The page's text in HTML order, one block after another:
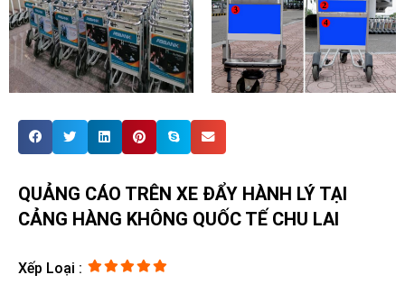
QUẢNG CÁO TRÊN XE ĐẨY HÀNH LÝ TẠI
CẢNG HÀNG KHÔNG QUỐC TẾ CHU LAI
Xếp Loại :